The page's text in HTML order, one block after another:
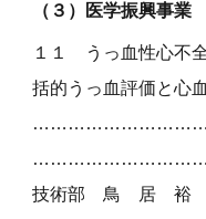
（３）
医学振興事業
１ １
うっ血性心不
括的うっ血評価と心
技術部 鳥 居 裕